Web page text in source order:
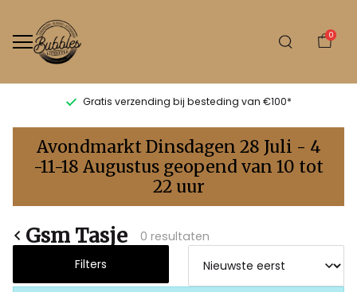
0
Gratis verzending bij besteding van €100*
Gsm
Tasje
-
Bubbles
Sluis
Avondmarkt Dinsdagen 28 Juli - 4
-11-18 Augustus geopend van 10 tot
22 uur
Gsm Tasje
0 resultaten
Filters